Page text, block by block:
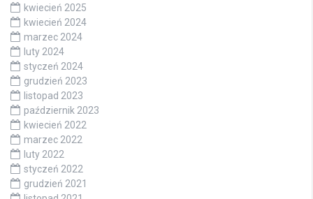
kwiecień 2025
kwiecień 2024
marzec 2024
luty 2024
styczeń 2024
grudzień 2023
listopad 2023
październik 2023
kwiecień 2022
marzec 2022
luty 2022
styczeń 2022
grudzień 2021